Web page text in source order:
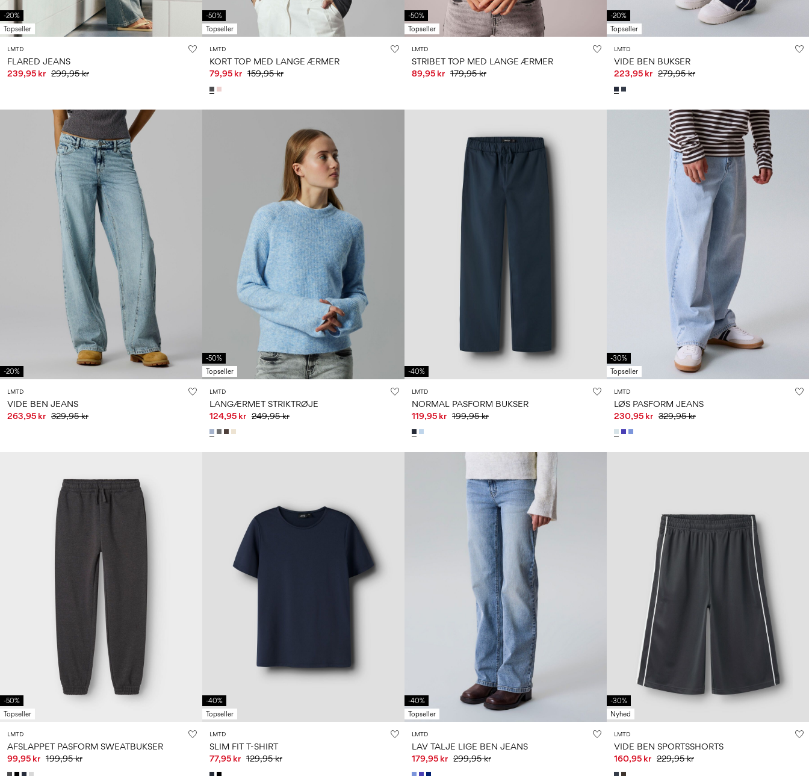
-20%
Topseller
LMTD
FLARED JEANS
239,95 kr 299,95 kr
-50%
Topseller
LMTD
KORT TOP MED LANGE ÆRMER
79,95 kr 159,95 kr
-50%
Topseller
LMTD
STRIBET TOP MED LANGE ÆRMER
89,95 kr 179,95 kr
-20%
Topseller
LMTD
VIDE BEN BUKSER
223,95 kr 279,95 kr
-20%
LMTD
VIDE BEN JEANS
263,95 kr 329,95 kr
-50%
Topseller
LMTD
LANGÆRMET STRIKTRØJE
124,95 kr 249,95 kr
-40%
LMTD
NORMAL PASFORM BUKSER
119,95 kr 199,95 kr
-30%
Topseller
LMTD
LØS PASFORM JEANS
230,95 kr 329,95 kr
-50%
Topseller
LMTD
AFSLAPPET PASFORM SWEATBUKSER
99,95 kr 199,95 kr
-40%
Topseller
LMTD
SLIM FIT T-SHIRT
77,95 kr 129,95 kr
-40%
Topseller
LMTD
LAV TALJE LIGE BEN JEANS
179,95 kr 299,95 kr
-30%
Nyhed
LMTD
VIDE BEN SPORTSSHORTS
160,95 kr 229,95 kr